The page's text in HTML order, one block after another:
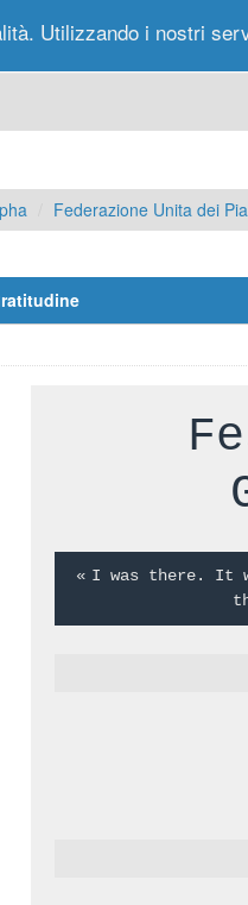
Portale
Federazione Unita dei
I was there. It
Utilizzando i nostri